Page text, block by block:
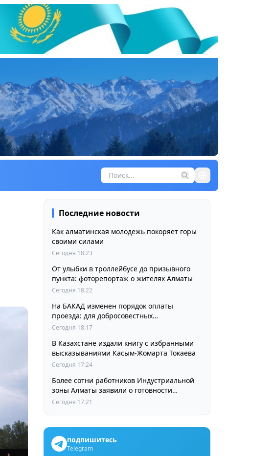
Последние новости
Как алматинская молодежь покоряет горы
своими силами
Сегодня 18:23
От улыбки в троллейбусе до призывного
пункта: фоторепортаж о жителях Алматы
Сегодня 18:22
На БАКАД изменен порядок оплаты
проезда: для добросовестных
пользователей стоимость остается
Сегодня 18:17
В Казахстане издали книгу с избранными
высказываниями Касым-Жомарта Токаева
Сегодня 17:24
Более сотни работников Индустриальной
зоны Алматы заявили о готовности
принять участие в выборах членов
Сегодня 17:21
подпишитесь
Telegram